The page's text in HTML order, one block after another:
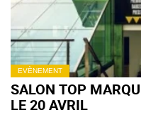
EVÈNEMENT
SALON TOP
LE 20 AVRIL